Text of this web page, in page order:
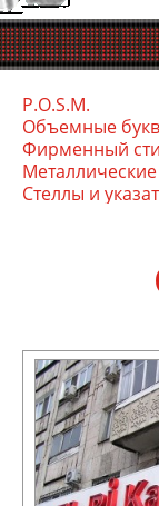
P.O.S.M.
Объемные
Фирменный
Стел­лы и